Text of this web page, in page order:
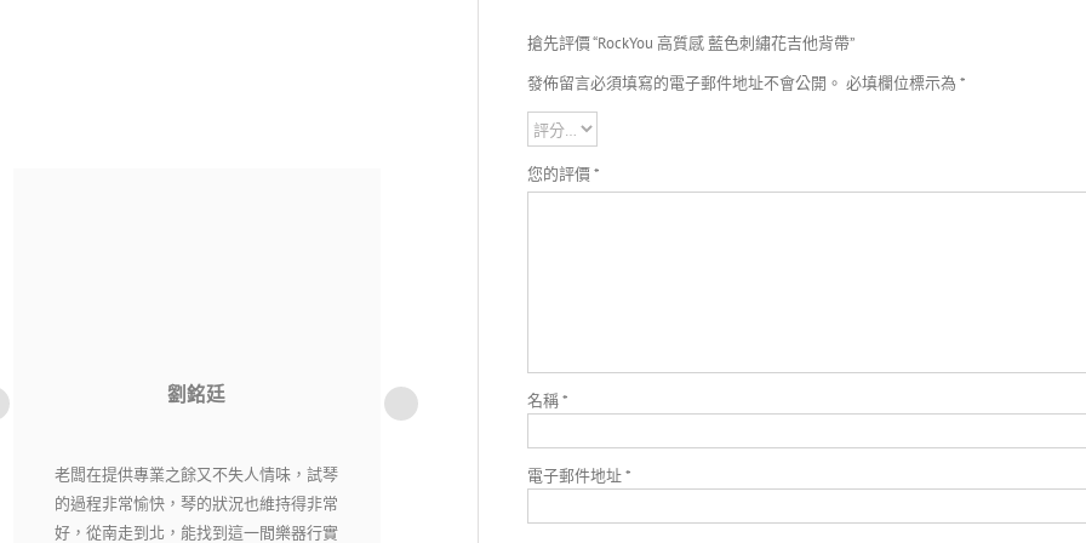
搶先評價 “RockYou 高質感 藍色刺繡花吉他背帶”
發佈留言必須填寫的電子郵件地址不會公開。 必填欄位標示為 *
您的評價*
名稱*
電子郵件地址*
洪貫傑
老闆相當用心，每一把琴都經過細心挑選
又嚴格把關，現場琴各有各的特色，在這
裡絕對能找到自己適合有喜愛的琴。
蘇芳妤
純粹音樂社是一間親切又體貼的店家。網